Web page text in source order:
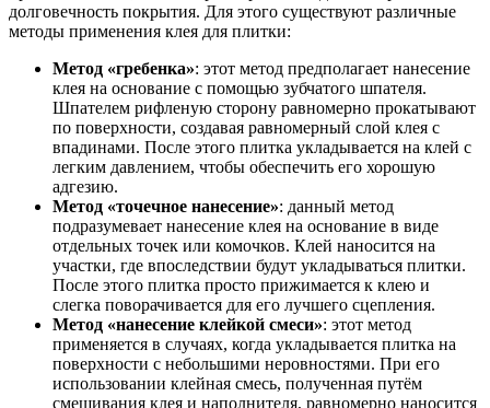
долговечность покрытия. Для этого существуют различные
методы применения клея для плитки:
Метод «гребенка»: этот метод предполагает нанесение
клея на основание с помощью зубчатого шпателя.
Шпателем рифленую сторону равномерно прокатывают
по поверхности, создавая равномерный слой клея с
впадинами. После этого плитка укладывается на клей с
легким давлением, чтобы обеспечить его хорошую
адгезию.
Метод «точечное нанесение»: данный метод
подразумевает нанесение клея на основание в виде
отдельных точек или комочков. Клей наносится на
участки, где впоследствии будут укладываться плитки.
После этого плитка просто прижимается к клею и
слегка поворачивается для его лучшего сцепления.
Метод «нанесение клейкой смеси»: этот метод
применяется в случаях, когда укладывается плитка на
поверхности с небольшими неровностями. При его
использовании клейная смесь, полученная путём
смешивания клея и наполнителя, равномерно наносится